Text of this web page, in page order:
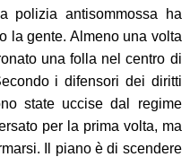
polizia antisommossa ha
la gente. Almeno una volta
una folla nel centro di
i difensori dei diritti
state uccise dal regime
per la prima volta, ma
Il piano è di scendere